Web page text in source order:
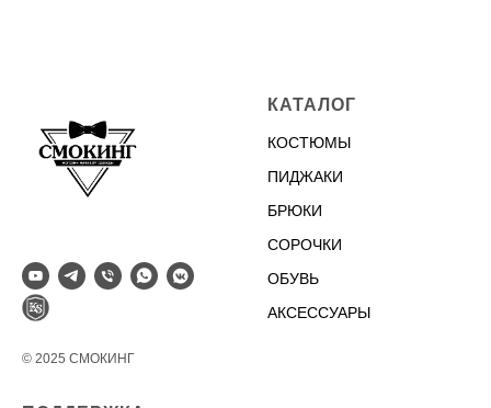
© 2025 СМОКИНГ
КАТАЛОГ
КОСТЮМЫ
ПИДЖАКИ
БРЮКИ
СОРОЧКИ
ОБУВЬ
АКСЕССУАРЫ